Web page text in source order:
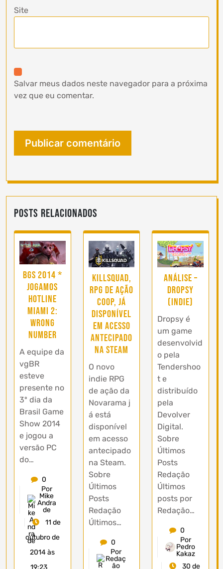
Site
Salvar meus dados neste navegador para a próxima
vez que eu comentar.
Posts Relacionados
BGS 2014 *
Jogamos
Hotline
Miami 2:
Wrong
Number
A equipe da
vgBR
esteve
presente no
3º dia da
Brasil Game
Show 2014
e jogou a
versão PC
do…
0
Por
Mike
Andra
de
11 de
outubro de
2014 às
19:23
Killsquad,
RPG de ação
coop, já
disponível
em acesso
antecipado
na Steam
O novo
indie RPG
de ação da
Novarama j
á está
disponível
em acesso
antecipado
na Steam.
Sobre
Últimos
Posts
Redação
Últimos…
0
Por
Redaç
ão
Análise –
Dropsy
(Indie)
Dropsy é
um game
desenvolvid
o pela
Tendershoo
t e
distribuído
pela
Devolver
Digital.
Sobre
Últimos
Posts
Redação
Últimos
posts por
Redação…
0
Por
Pedro
Kakaz
30 de